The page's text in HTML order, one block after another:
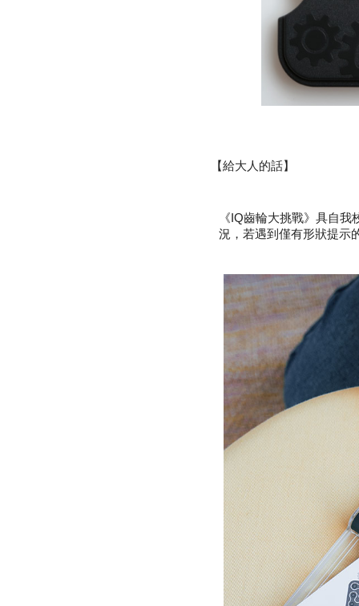
【給大人的話】
《IQ齒輪大挑戰》具自
況，若遇到僅有形狀提示